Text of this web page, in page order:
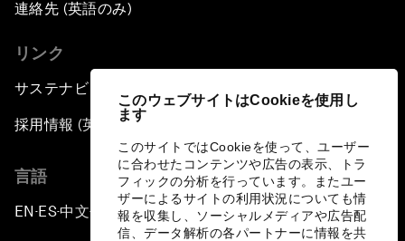
このウェブサイトはCookieを使用し
ます
このサイトではCookieを使って、ユーザー
に合わせたコンテンツや広告の表示、トラ
フィックの分析を行っています。またユー
ザーによるサイトの利用状況についても情
報を収集し、ソーシャルメディアや広告配
信、データ解析の各パートナーに情報を共
連絡先 (英語のみ)
リンク
サステナビリティへの取り組み
採用情報 (英語のみ)
言語
EN ▪ES▪中文▪ 日本語